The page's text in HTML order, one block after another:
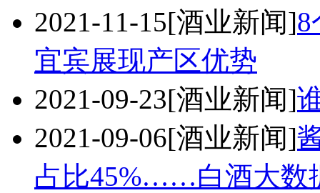
2021-11-15[酒业新闻]
宜宾展现产区优势
2021-09-23[酒业新闻]
2021-09-06[酒业新闻]
占比45%……白酒大数